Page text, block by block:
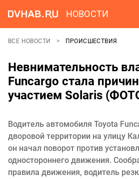
НОВОСТИ
ВСЕ НОВОСТИ ПРОИСШЕСТВИЯ
Невнимательность
Funcargo стала
участием Solaris
Водитель автомобиля Toyota
дворовой территории на улицу
он начал поворот против
одностороннего движения.
правила движения, водитель